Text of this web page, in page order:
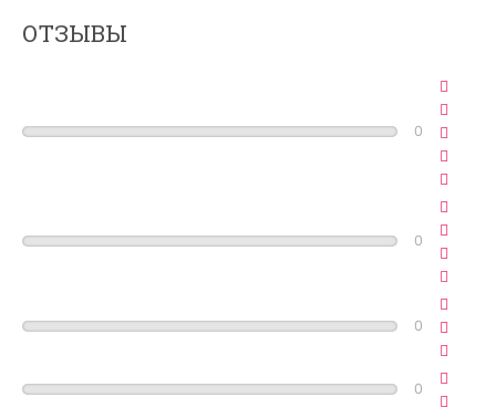
ОТЗЫВЫ
0
0
0
0